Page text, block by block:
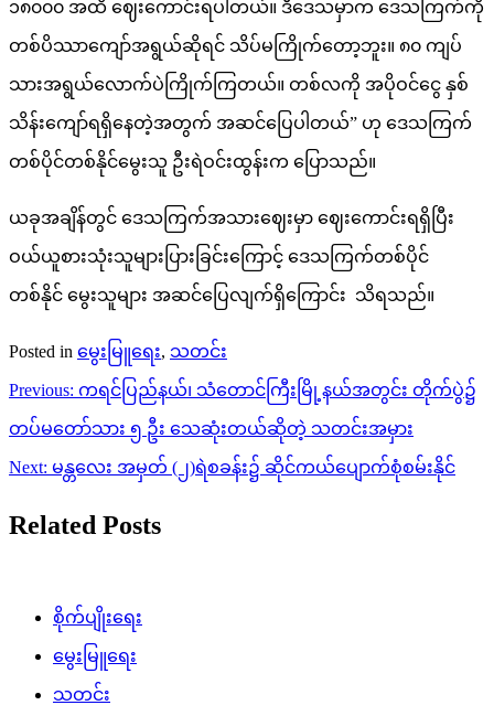
၁၈၀၀၀ အထိ ဈေးကောင်းရပါတယ်။ ဒီဒေသမှာက ဒေသကြက်ကို
တစ်ပိဿာကျော်အရွယ်ဆိုရင် သိပ်မကြိုက်တော့ဘူး။ ၈၀ ကျပ်
သားအရွယ်လောက်ပဲကြိုက်ကြတယ်။ တစ်လကို အပိုဝင်ငွေ နှစ်
သိန်းကျော်ရရှိနေတဲ့အတွက် အဆင်ပြေပါတယ်” ဟု ဒေသကြက်
တစ်ပိုင်တစ်နိုင်မွေးသူ ဦးရဲဝင်းထွန်းက ပြောသည်။
ယခုအချိန်တွင် ဒေသကြက်အသားဈေးမှာ ဈေးကောင်းရရှိပြီး
ဝယ်ယူစားသုံးသူများပြားခြင်းကြောင့် ဒေသကြက်တစ်ပိုင်
တစ်နိုင် မွေးသူများ အဆင်ပြေလျက်ရှိကြောင်း သိရသည်။
Posted in မွေးမြူရေး, သတင်း
Post
navigation
Previous: ကရင်ပြည်နယ်၊ သံတောင်ကြီးမြို့နယ်အတွင်း တိုက်ပွဲ၌
တပ်မတော်သား ၅ ဦး သေဆုံးတယ်ဆိုတဲ့ သတင်းအမှား
Next: မန္တလေး အမှတ် (၂)ရဲစခန်း၌ ဆိုင်ကယ်ပျောက်စုံစမ်းနိုင်
Related Posts
စိုက်ပျိုးရေး
မွေးမြူရေး
သတင်း